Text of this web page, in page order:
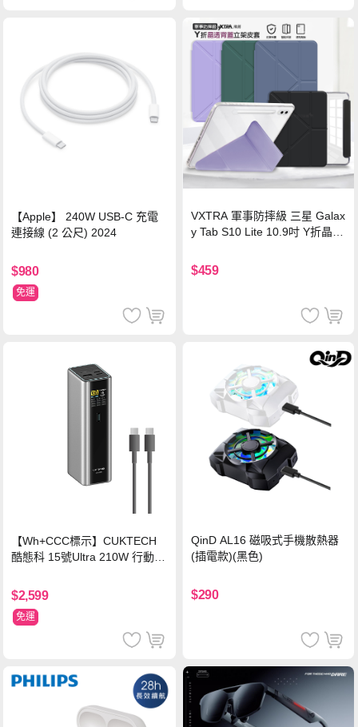
【Apple】 240W USB-C 充電
連接線 (2 公尺) 2024
$980
免運
VXTRA 軍事防摔級 三星 Galax
y Tab S10 Lite 10.9吋 Y折晶透
$459
【Wh+CCC標示】CUKTECH
酷態科 15號Ultra 210W 行動電
$2,599
免運
QinD AL16 磁吸式手機散熱器
(插電款)(黑色)
$290